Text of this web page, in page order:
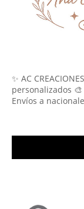
✨ AC
personalizados 🎨
Envíos a